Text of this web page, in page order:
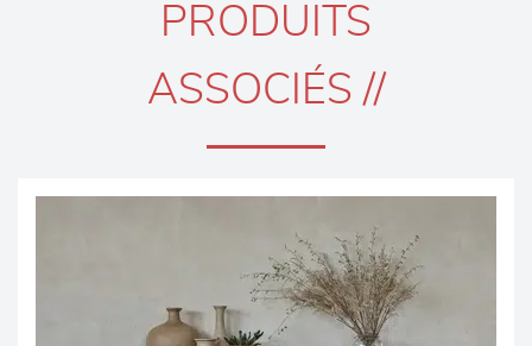
PRODUITS
ASSOCIÉS //